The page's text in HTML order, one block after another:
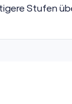
Stufen